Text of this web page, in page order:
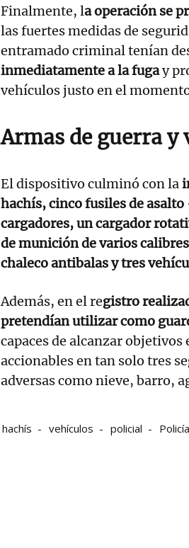
Finalmente, la operación se
las fuertes medidas de
entramado criminal tenían
inmediatamente a la fugay
vehículos justo en el
Armas de guerra y
El dispositivo culminó con la
hachís, cinco fusiles de
cargadores, un cargador
de munición de varios
chaleco antibalas y tres
Además, en el registro
pretendían utilizar como
capaces de alcanzar
accionables en tan solo tres
adversas como nieve, barro,
hachís vehículos policial